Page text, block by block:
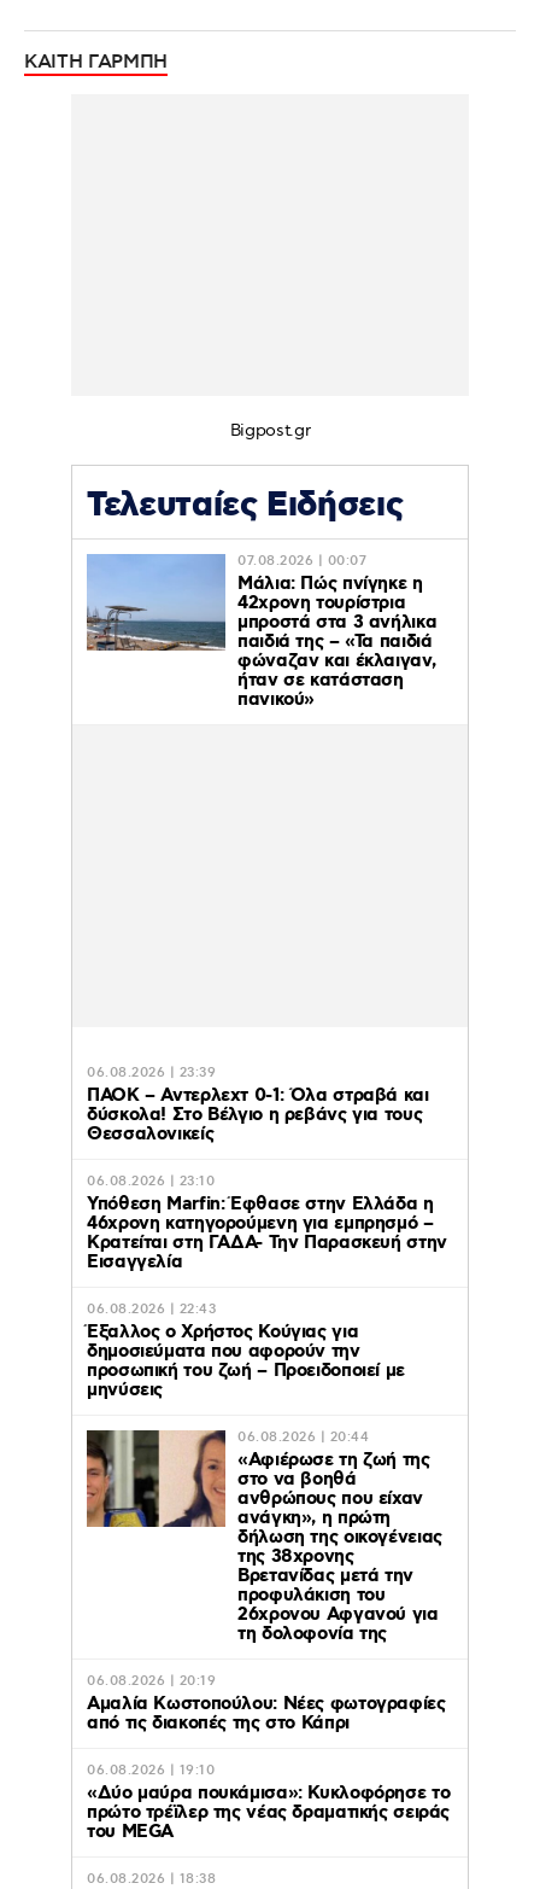
ΚΑΙΤΗ ΓΑΡΜΠΗ
Bigpost.gr
Τελευταίες Ειδήσεις
07.08.2026 | 00:07
Μάλια: Πώς πνίγηκε η
42χρονη τουρίστρια
μπροστά στα 3 ανήλικα
παιδιά της – «Τα παιδιά
φώναζαν και έκλαιγαν,
ήταν σε κατάσταση
πανικού»
06.08.2026 | 23:39
ΠΑΟΚ – Αντερλεχτ 0-1: Όλα στραβά και
δύσκολα! Στο Βέλγιο η ρεβάνς για τους
Θεσσαλονικείς
06.08.2026 | 23:10
Υπόθεση Marfin: Έφθασε στην Ελλάδα η
46χρονη κατηγορούμενη για εμπρησμό –
Κρατείται στη ΓΑΔΑ- Την Παρασκευή στην
Εισαγγελία
06.08.2026 | 22:43
Έξαλλος ο Χρήστος Κούγιας για
δημοσιεύματα που αφορούν την
προσωπική του ζωή – Προειδοποιεί με
μηνύσεις
06.08.2026 | 20:44
«Αφιέρωσε τη ζωή της
στο να βοηθά
ανθρώπους που είχαν
ανάγκη», η πρώτη
δήλωση της οικογένειας
της 38χρονης
Βρετανίδας μετά την
προφυλάκιση του
26χρονου Αφγανού για
τη δολοφονία της
06.08.2026 | 20:19
Αμαλία Κωστοπούλου: Νέες φωτογραφίες
από τις διακοπές της στο Κάπρι
06.08.2026 | 19:10
«Δύο μαύρα πουκάμισα»: Κυκλοφόρησε το
πρώτο τρέϊλερ της νέας δραματικής σειράς
του MEGA
06.08.2026 | 18:38